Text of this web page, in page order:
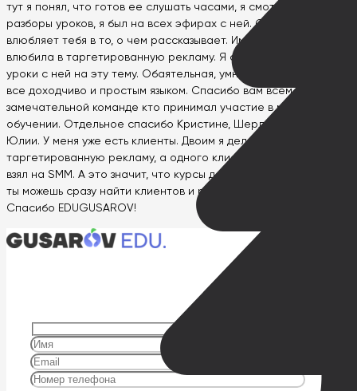
тут я понял, что готов ее слушать часами, я смотрел все
разборы уроков, я был на всех эфирах с ней. Она просто
влюбляет тебя в то, о чем рассказывает. Именно она меня
влюбила в таргетированную рекламу. Я смотрел не уставая
уроки с ней на эту тему. Обаятельная, умная, рассказывающая
все доходчиво и простым языком. Спасибо вам всем в этой
замечательной команде кто принимал участие в моем
обучении. Отдельное спасибо Кристине, Шерлоку, Андрею и
Юлии. У меня уже есть клиенты. Двоим я делаю
таргетированную рекламу, а одного клиента полноценно
взял на SMM. А это значит, что курсы действительно крутые и
ты можешь сразу найти клиентов и работать на полную.
Спасибо EDUGUSAROV!